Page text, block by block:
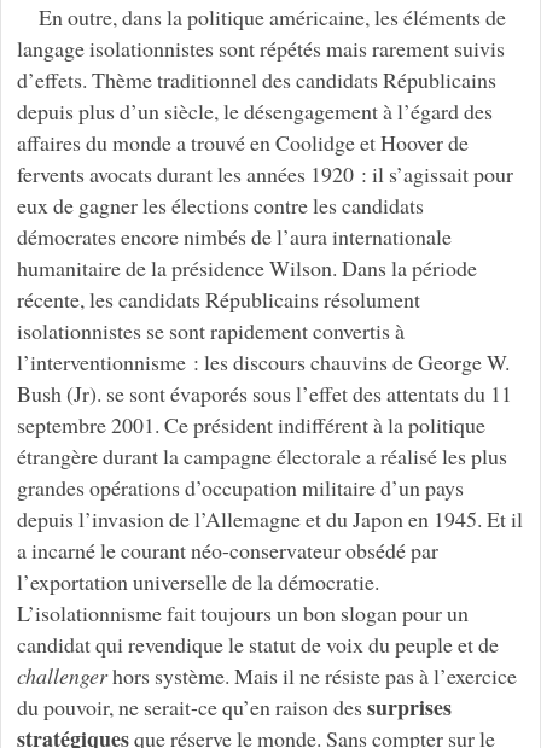
En outre, dans la politique américaine, les éléments de
langage isolationnistes sont répétés mais rarement suivis
d’effets. Thème traditionnel des candidats Républicains
depuis plus d’un siècle, le désengagement à l’égard des
affaires du monde a trouvé en Coolidge et Hoover de
fervents avocats durant les années 1920 : il s’agissait pour
eux de gagner les élections contre les candidats
démocrates encore nimbés de l’aura internationale
humanitaire de la présidence Wilson. Dans la période
récente, les candidats Républicains résolument
isolationnistes se sont rapidement convertis à
l’interventionnisme : les discours chauvins de George W.
Bush (Jr). se sont évaporés sous l’effet des attentats du 11
septembre 2001. Ce président indifférent à la politique
étrangère durant la campagne électorale a réalisé les plus
grandes opérations d’occupation militaire d’un pays
depuis l’invasion de l’Allemagne et du Japon en 1945. Et il
a incarné le courant néo-conservateur obsédé par
l’exportation universelle de la démocratie.
L’isolationnisme fait toujours un bon slogan pour un
candidat qui revendique le statut de voix du peuple et de
challengerhors système. Mais il ne résiste pas à l’exercice
du pouvoir, ne serait-ce qu’en raison des surprises
stratégiquesque réserve le monde. Sans compter sur le